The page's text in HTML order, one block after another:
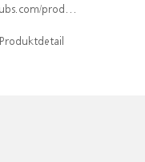
isin/DE000WA8K1P4
Produktdetail